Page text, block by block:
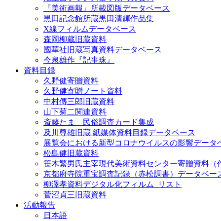
『美術画報』所載図版データベース
黒田記念館所蔵黒田清輝作品集
X線フィルムデータベース
森岡柳蔵旧蔵資料
國華社旧蔵写真資料データベース
今泉雄作『記事珠』
資料目録
久野健寄贈資料
久野健寄贈ノート資料
中村傳三郎旧蔵資料
山下菊二関連資料
斎藤たま 民俗調査カード集成
及川尊雄旧蔵 紙媒体資料目録データベース
展覧会における新型コロナウイルスの影響データ
松島健旧蔵資料
笹木繁男氏主宰現代美術資料センター寄贈資料（
京都府寺院重宝調査記録（赤松調書）データベー
柳澤孝資料デジタル化フィルム_リスト
菅沼貞三旧蔵資料
活動報告
日本語